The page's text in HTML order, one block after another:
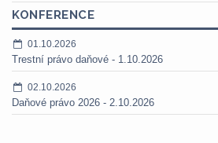
KONFERENCE
01.10.2026
Trestní právo daňové - 1.10.2026
02.10.2026
Daňové právo 2026 - 2.10.2026